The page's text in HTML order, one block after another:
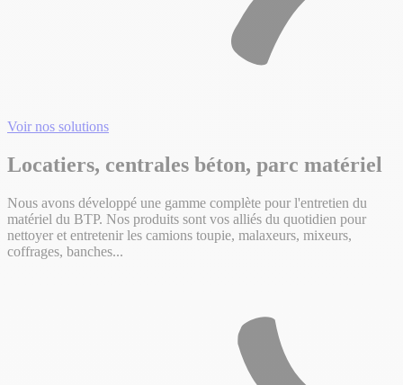
Voir nos solutions
Locatiers, centrales béton, parc matériel
Nous avons développé une gamme complète pour l'entretien du
matériel du BTP. Nos produits sont vos alliés du quotidien pour
nettoyer et entretenir les camions toupie, malaxeurs, mixeurs,
coffrages, banches...